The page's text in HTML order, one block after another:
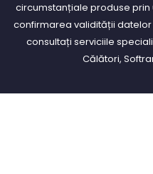
circumstanțiale produse prin
confirmarea validității
consultați serviciile
Călători,